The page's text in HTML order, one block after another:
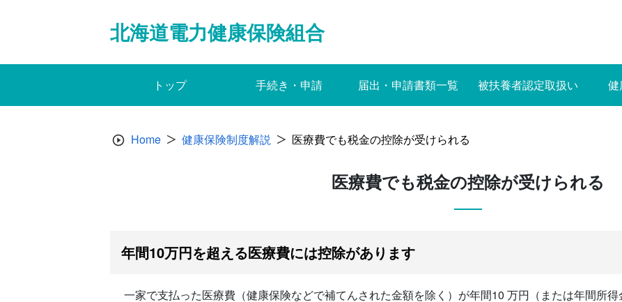
北海道電力健康保険組合
トップ 手続き・申請 届出・申請書類一覧 被扶養者認定取扱い 健
Home 健康保険制度解説 医療費でも税金の控除が受けられる
医療費でも税金の控除が受けられる
年間10万円を超える医療費には控除があります
一家で支払った医療費（健康保険などで補てんされた金額を除く）が年間10 万円（または年間所